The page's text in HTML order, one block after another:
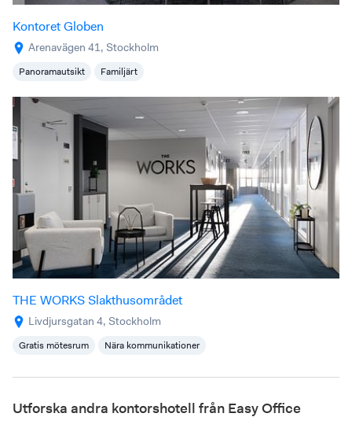
Kontoret Globen
Arenavägen 41, Stockholm
Panoramautsikt Familjärt
THE WORKS Slakthusområdet
Livdjursgatan 4, Stockholm
Gratis mötesrum Nära kommunikationer
Utforska andra kontorshotell från Easy Office